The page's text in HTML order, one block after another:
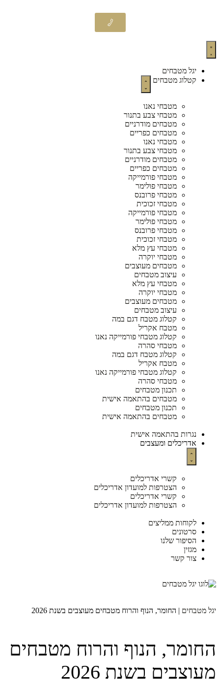
יגל מטבחים
קטלוג מטבחים
מטבחי נאנו
מטבחי צבע בתנור
מטבחים מודרניים
מטבחים כפריים
מטבחי נאנו
מטבחי צבע בתנור
מטבחים מודרניים
מטבחים כפריים
מטבחי פורמייקה
מטבחי פולימר
מטבחי פרובנס
מטבחי זכוכית
מטבחי פורמייקה
מטבחי פולימר
מטבחי פרובנס
מטבחי זכוכית
מטבחי עץ מלא
מטבחי יוקרה
מטבחים מעוצבים
עיצוב מטבחים
מטבחי עץ מלא
מטבחי יוקרה
מטבחים מעוצבים
עיצוב מטבחים
קטלוג מטבח דגם במה
מטבח אקריל
קטלוג מטבחי פורמייקה נאנו
מטבחי סהרה
קטלוג מטבח דגם במה
מטבח אקריל
קטלוג מטבחי פורמייקה נאנו
מטבחי סהרה
תכנון מטבחים
מטבחים בהתאמה אישית
תכנון מטבחים
מטבחים בהתאמה אישית
נגרות בהתאמה אישית
אדריכלים ומעצבים
קשרי אדריכלים
הצטרפות למועדון אדריכלים
קשרי אדריכלים
הצטרפות למועדון אדריכלים
לקוחות ממליצים
סרטונים
הסיפור שלנו
מגזין
צור קשר
יגל מטבחים | החומר, הנוף והרוח מטבחים מעוצבים בשנת 2026
החומר, הנוף והרוח מטבחים
מעוצבים בשנת 2026